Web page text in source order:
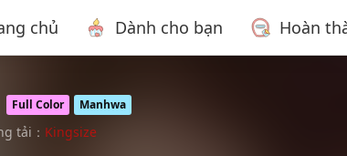
chủ Dành cho bạn Hoàn
Full Color Manhwa
tải： Kingsize